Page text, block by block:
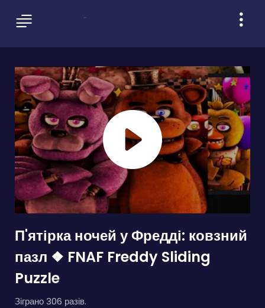
П'ятірка ночей у Фредді: ковзний
пазл ❖ FNAF Freddy Sliding
Puzzle
Зіграно 306 разів.